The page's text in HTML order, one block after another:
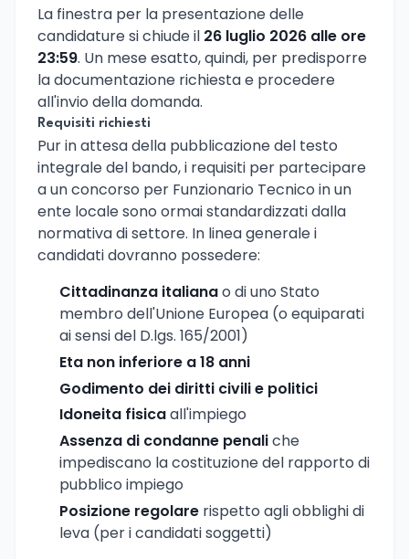
La finestra per la presentazione delle
candidature si chiude il 26 luglio 2026 alle ore
23:59. Un mese esatto, quindi, per predisporre
la documentazione richiesta e procedere
all'invio della domanda.
Requisiti richiesti
Pur in attesa della pubblicazione del testo
integrale del bando, i requisiti per partecipare
a un concorso per Funzionario Tecnico in un
ente locale sono ormai standardizzati dalla
normativa di settore. In linea generale i
candidati dovranno possedere:
Cittadinanza italianao di uno Stato
membro dell'Unione Europea (o equiparati
ai sensi del D.lgs. 165/2001)
Eta non inferiore a 18 anni
Godimento dei diritti civili e politici
Idoneita fisicaall'impiego
Assenza di condanne penaliche
impediscano la costituzione del rapporto di
pubblico impiego
Posizione regolare rispetto agli obblighi di
leva (per i candidati soggetti)